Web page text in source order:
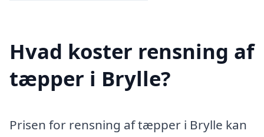
Hvad koster rensning af
tæpper i Brylle?
Prisen for rensning af tæpper i Brylle kan